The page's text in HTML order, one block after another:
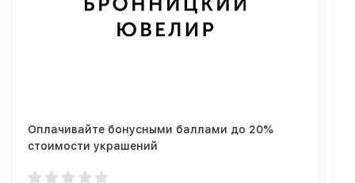
Оплачивайте бонусными баллами до 20%
стоимости украшений